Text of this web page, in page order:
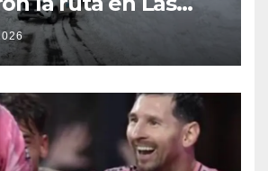
de otro
unos 1.500
varados